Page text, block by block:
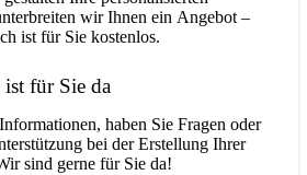
wir Ihnen ein Angebot –
ist für Sie kostenlos.
für Sie da
haben Sie Fragen oder
bei der Erstellung Ihrer
sind gerne für Sie da!